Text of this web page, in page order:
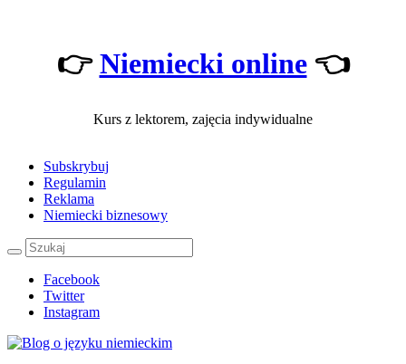
👉Niemiecki online👈
Kurs z lektorem, zajęcia indywidualne
Subskrybuj
Regulamin
Reklama
Niemiecki biznesowy
Facebook
Twitter
Instagram